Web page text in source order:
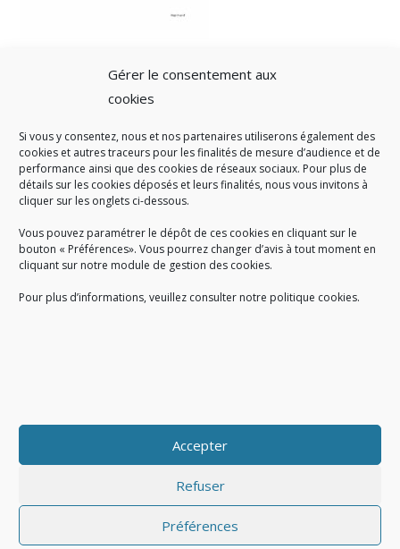
Gérer le consentement aux
cookies
Si vous y consentez, nous et nos partenaires utiliserons également des
cookies et autres traceurs pour les finalités de mesure d’audience et de
performance ainsi que des cookies de réseaux sociaux. Pour plus de
détails sur les cookies déposés et leurs finalités, nous vous invitons à
cliquer sur les onglets ci-dessous.
Vous pouvez paramétrer le dépôt de ces cookies en cliquant sur le
bouton « Préférences». Vous pourrez changer d’avis à tout moment en
cliquant sur notre module de gestion des cookies.
Pour plus d’informations, veuillez consulter notre politique cookies.
Accepter
Refuser
Préférences
A SAVOIR
Créé en 1978, le Sigidurs est un établissement public quiexerce
des missions de service public : la prévention, la collecte et la
valorisation des déchets ménagers et assimilés produits par son
territoire.
Accueil du public :
Gestion des cookies|